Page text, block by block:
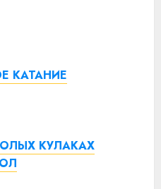
КАТАНИЕ
КУЛАКАХ